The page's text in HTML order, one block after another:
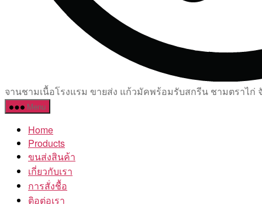
จานชามเนื้อโรงแรม ขายส่ง แก้วมัคพร้อมรับสกรีน ชามตราไก่
Menu
Home
Products
ขนส่งสินค้า
เกี่ยวกับเรา
การสั่งชื้อ
ติอต่อเรา